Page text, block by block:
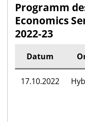
Programm
Economics
2022-23
Datum
17.10.2022